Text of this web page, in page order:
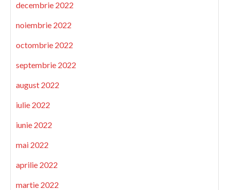
decembrie 2022
noiembrie 2022
octombrie 2022
septembrie 2022
august 2022
iulie 2022
iunie 2022
mai 2022
aprilie 2022
martie 2022